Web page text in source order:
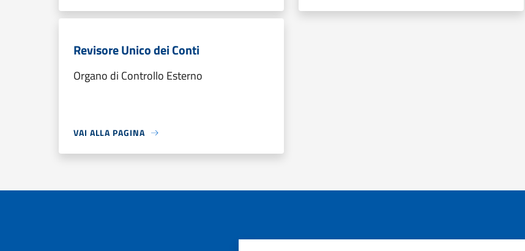
Revisore Unico dei Conti
Organo di Controllo Esterno
VAI ALLA PAGINA